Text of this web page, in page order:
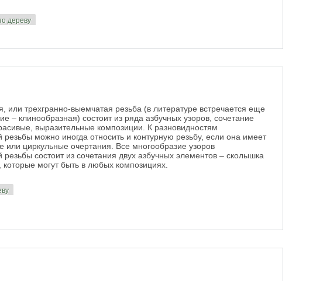
дереву
или трехгранно-выемчатая резьба (в литературе встречается еще
– клинообразная) состоит из ряда азбучных узоров, сочетание
выразительные композиции. К разновидностям
резьбы можно иногда относить и контурную резьбу, если она имеет
или циркульные очертания. Все многообразие узоров
резьбы состоит из сочетания двух азбучных элементов – сколышка
которые могут быть в любых композициях.